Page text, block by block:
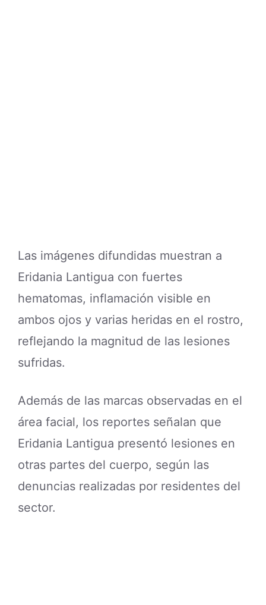
Las imágenes difundidas muestran a
Eridania Lantigua con fuertes
hematomas, inflamación visible en
ambos ojos y varias heridas en el rostro,
reflejando la magnitud de las lesiones
sufridas.
Además de las marcas observadas en el
área facial, los reportes señalan que
Eridania Lantigua presentó lesiones en
otras partes del cuerpo, según las
denuncias realizadas por residentes del
sector.